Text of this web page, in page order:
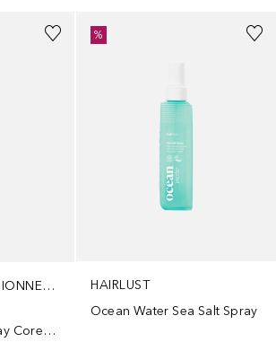
L´ORÉAL PROFESSIONNEL PARIS
Hair Touch Up Spray Corector Pentru Acoperirea Firelor Albe De Par
HAIRLUST
Ocean Water Sea Salt Spray
%